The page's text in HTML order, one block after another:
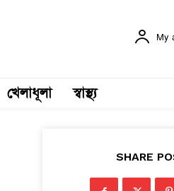
My
খেলাধূলা স্বাস্থ্য
SHARE